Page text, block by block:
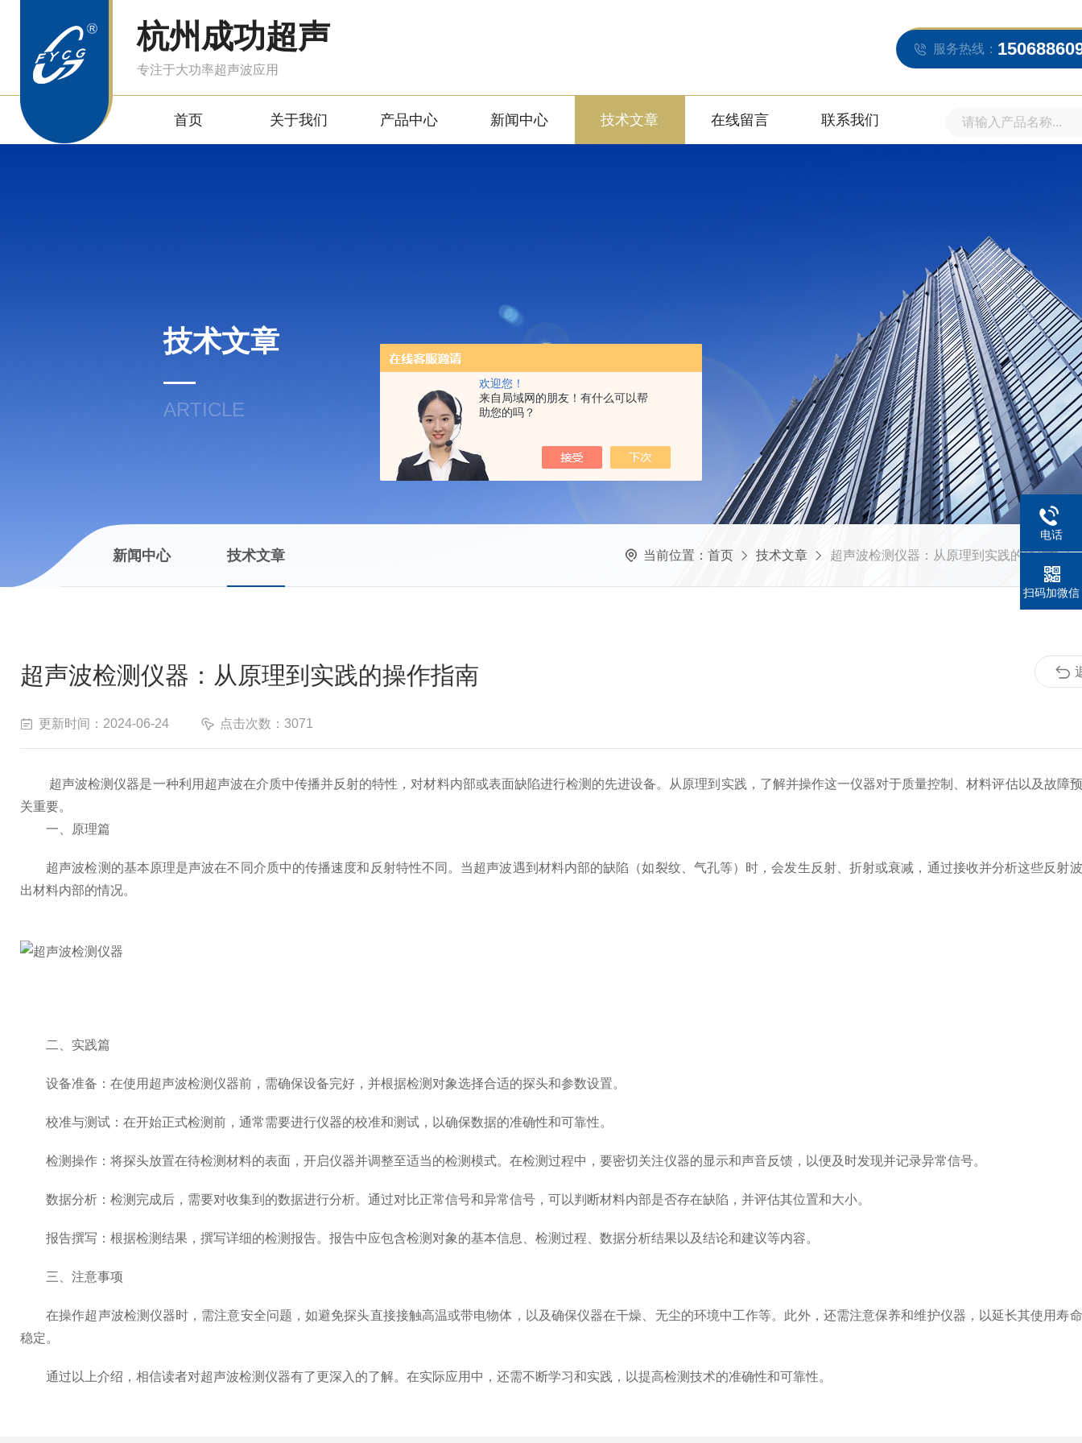
欢迎您！
来自局域网的朋友！有什么可以帮
助您的吗？
杭州成功超声
专注于大功率超声波应用
服务热线：
首页 关于我们 产品中心 新闻中心 技术文章 在线留言 联系我们
技术文章
ARTICLE
新闻中心 技术文章 当前位置： 首页 技术文章 超声波检测仪器：从原理到实践的操作指南
超声波检测仪器：从原理到实践的操作指南
更新时间：2024-06-24 点击次数：3071
超声波检测仪器是一种利用超声波在介质中传播并反射的特性，对材料内部或表面缺陷进行检测的先进设备。从原理到实践，了解并操作这一仪器对于质量控制、材料评估以及故障
关重要。
一、原理篇
超声波检测的基本原理是声波在不同介质中的传播速度和反射特性不同。当超声波遇到材料内部的缺陷（如裂纹、气孔等）时，会发生反射、折射或衰减，通过接收并分析这些反射
出材料内部的情况。
二、实践篇
设备准备：在使用超声波检测仪器前，需确保设备完好，并根据检测对象选择合适的探头和参数设置。
校准与测试：在开始正式检测前，通常需要进行仪器的校准和测试，以确保数据的准确性和可靠性。
检测操作：将探头放置在待检测材料的表面，开启仪器并调整至适当的检测模式。在检测过程中，要密切关注仪器的显示和声音反馈，以便及时发现并记录异常信号。
数据分析：检测完成后，需要对收集到的数据进行分析。通过对比正常信号和异常信号，可以判断材料内部是否存在缺陷，并评估其位置和大小。
报告撰写：根据检测结果，撰写详细的检测报告。报告中应包含检测对象的基本信息、检测过程、数据分析结果以及结论和建议等内容。
三、注意事项
在操作超声波检测仪器时，需注意安全问题，如避免探头直接接触高温或带电物体，以及确保仪器在干燥、无尘的环境中工作等。此外，还需注意保养和维护仪器，以延长其使用寿
稳定。
通过以上介绍，相信读者对超声波检测仪器有了更深入的了解。在实际应用中，还需不断学习和实践，以提高检测技术的准确性和可靠性。
电话
扫码加微信